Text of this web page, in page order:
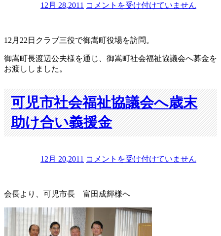
12月 28,2011 御
社
会
福
会
へ
歳
末
合
金
は
コメントを受け付けていません
12月22日クラブ三役で御嵩町役場を訪問。
御嵩町長渡辺公夫様を通じ、御嵩町社会福祉協議会へ募金を
お渡ししました。
可児市社会福祉協議会へ歳末
助け合い義援金
12月 20,2011 可
社
会
福
祉
協
コメントを受け付けていません
会長より、可児市長 富田成輝様へ